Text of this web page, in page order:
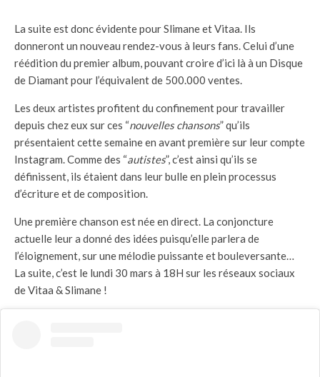
La suite est donc évidente pour Slimane et Vitaa. Ils
donneront un nouveau rendez-vous à leurs fans. Celui d’une
réédition du premier album, pouvant croire d’ici là à un Disque
de Diamant pour l’équivalent de 500.000 ventes.
Les deux artistes profitent du confinement pour travailler
depuis chez eux sur ces “nouvelles chansons” qu’ils
présentaient cette semaine en avant première sur leur compte
Instagram. Comme des “autistes”, c’est ainsi qu’ils se
définissent, ils étaient dans leur bulle en plein processus
d’écriture et de composition.
Une première chanson est née en direct. La conjoncture
actuelle leur a donné des idées puisqu’elle parlera de
l’éloignement, sur une mélodie puissante et bouleversante…
La suite, c’est le lundi 30 mars à 18H sur les réseaux sociaux
de Vitaa & Slimane !